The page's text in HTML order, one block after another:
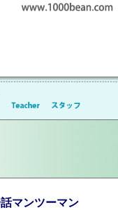
マンツーマン